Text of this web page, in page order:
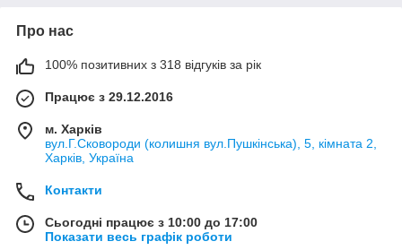
Про нас
100% позитивних з 318 відгуків за рік
Працює з 29.12.2016
м. Харків
вул.Г.Сковороди (колишня вул.Пушкінська), 5, кімната 2,
Харків, Україна
Контакти
Сьогодні працює з 10:00 до 17:00
Показати весь графік роботи